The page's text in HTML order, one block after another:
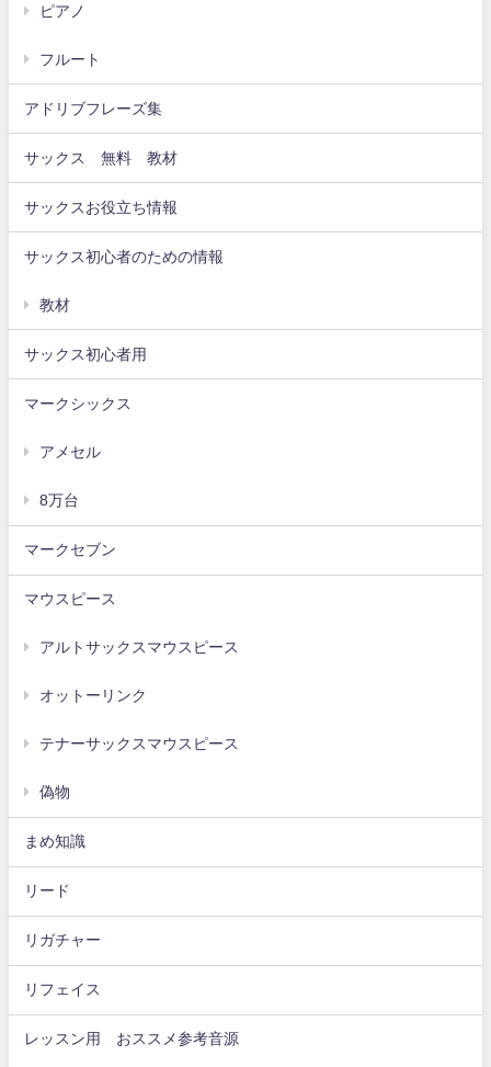
ピアノ
フルート
アドリブフレーズ集
サックス 無料 教材
サックスお役立ち情報
サックス初心者のための情報
教材
サックス初心者用
マークシックス
アメセル
8万台
マークセブン
マウスピース
アルトサックスマウスピース
オットーリンク
テナーサックスマウスピース
偽物
まめ知識
リード
リガチャー
リフェイス
レッスン用 おススメ参考音源